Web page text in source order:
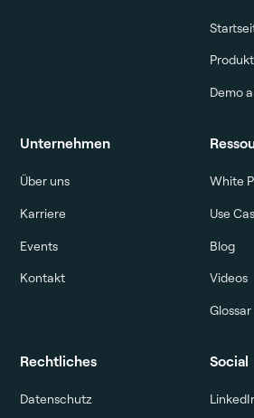
Produkt
Demo
Unternehmen
Über uns
Karriere
Events
Kontakt
White
Use
Blog
Videos
Glossar
Rechtliches
Datenschutz
Social